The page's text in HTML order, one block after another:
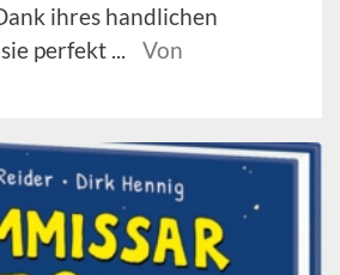
ihres handlichen
perfekt ...
Von